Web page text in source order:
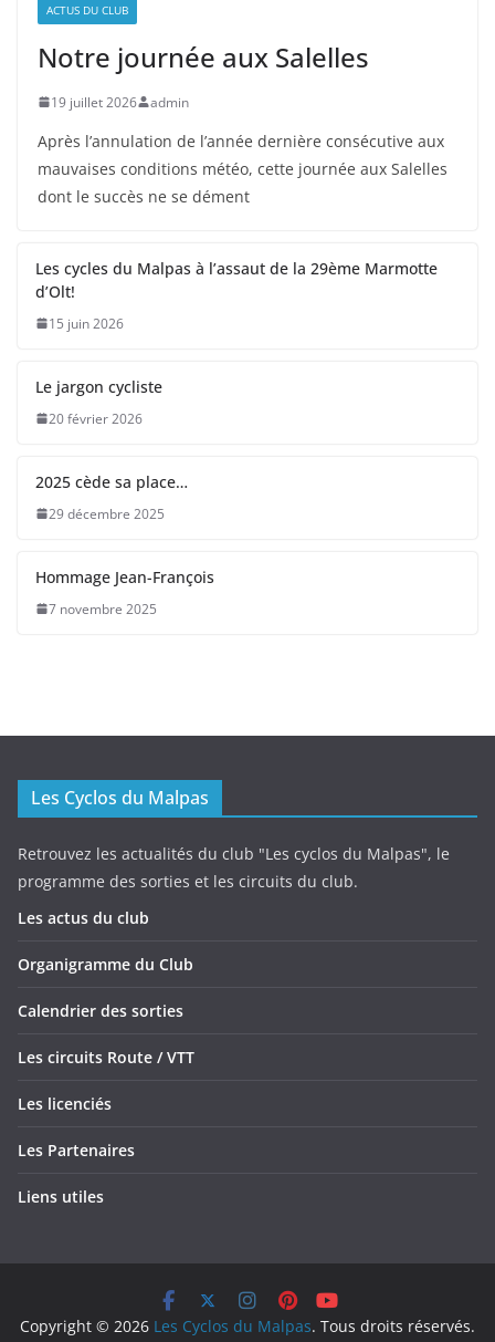
ACTUS DU CLUB
Notre journée aux Salelles
19 juillet 2026 admin
Après l’annulation de l’année dernière consécutive aux
mauvaises conditions météo, cette journée aux Salelles
dont le succès ne se dément
Les cycles du Malpas à l’assaut de la 29ème Marmotte
d’Olt!
15 juin 2026
Le jargon cycliste
20 février 2026
2025 cède sa place…
29 décembre 2025
Hommage Jean-François
7 novembre 2025
Les Cyclos du Malpas
Retrouvez les actualités du club "Les cyclos du Malpas", le
programme des sorties et les circuits du club.
Les actus du club
Organigramme du Club
Calendrier des sorties
Les circuits Route / VTT
Les licenciés
Les Partenaires
Liens utiles
Copyright © 2026 Les Cyclos du Malpas. Tous droits réservés.